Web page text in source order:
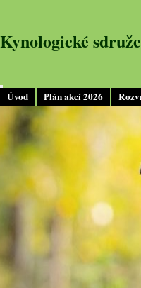
Úvod Plán akcí 2026
Kynologické